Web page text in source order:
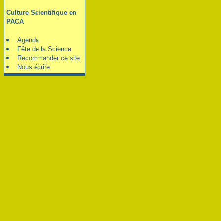
Culture Scientifique en
PACA
Agenda
Fête de la Science
Recommander ce site
Nous écrire